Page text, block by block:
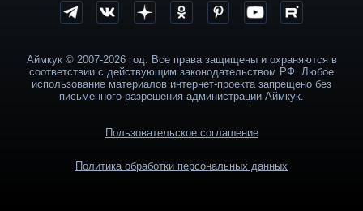
Аймкук © 2007-2026 год. Все права защищены и охраняются в
соответствии с действующим законодательством РФ. Любое
использование материалов интернет-проекта запрещено без
письменного разрешения администрации Аймкук.
Пользовательское соглашение
Политика обработки персональных данных